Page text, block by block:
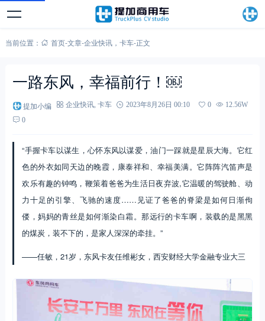
当前位置： 首页-文章-企业快讯， 卡车-正文
一路东风，幸福前行！￼
提加小编 企业快讯, 卡车 2023年8月26日 00:10 0
12.56W
0
“手握卡车以谋生，心怀东风以谋爱，油门一踩就是星辰大海。它红
色的外衣如同天边的晚霞，康泰祥和、幸福美满。它阵阵汽笛声是
欢乐有趣的钟鸣，鞭策着爸爸为生活日夜弃波,它温暖的驾驶舱、动
力十足的引擎、飞驰的速度……见证了爸爸的脊梁是如何日渐佝
偻，妈妈的青丝是如何渐染白霜。那远行的卡车啊，装载的是黑黑
的煤炭，装不下的，是家人深深的牵挂。”
——任敏，21岁，东风卡友任维彬女，西安财经大学金融专业大三